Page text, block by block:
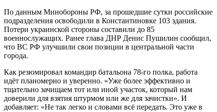
По данным Минобороны РФ, за прошедшие сутки российские
подразделения освободили в Константиновке 103 здания.
Потери украинской стороны составили до 85
военнослужащих. Ранее глава ДНР Денис Пушилин сообщил,
что ВС РФ улучшили свои позиции в центральной части
города.
Как резюмировал командир батальона 78-го полка, работа
идёт планомерно и уверенно. «Уже более эффективно и
тщательно зачищаем тот или иной участок, который нам
доверили для взятия штурмом или же для зачистки». И
добавляет: «Не так легко и словами всё передать. Это уже в